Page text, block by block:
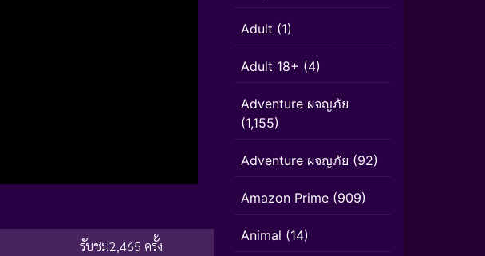
รับชม2,465 ครั้ง
Adult (1)
Adult 18+ (4)
Adventure ผจญภัย
(1,155)
Adventure ผจญภัย (92)
Amazon Prime (909)
Animal (14)